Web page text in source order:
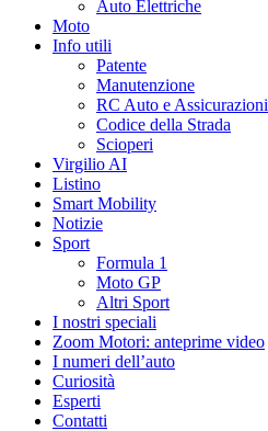
Auto Elettriche
Moto
Info utili
Patente
Manutenzione
RC Auto e Assicurazioni
Codice della Strada
Scioperi
Virgilio AI
Listino
Smart Mobility
Notizie
Sport
Formula 1
Moto GP
Altri Sport
I nostri speciali
Zoom Motori: anteprime video
I numeri dell’auto
Curiosità
Esperti
Contatti